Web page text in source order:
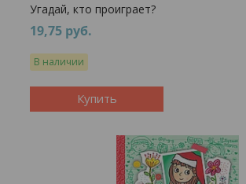
Угадай, кто проиграет?
19,75 руб.
В наличии
Купить